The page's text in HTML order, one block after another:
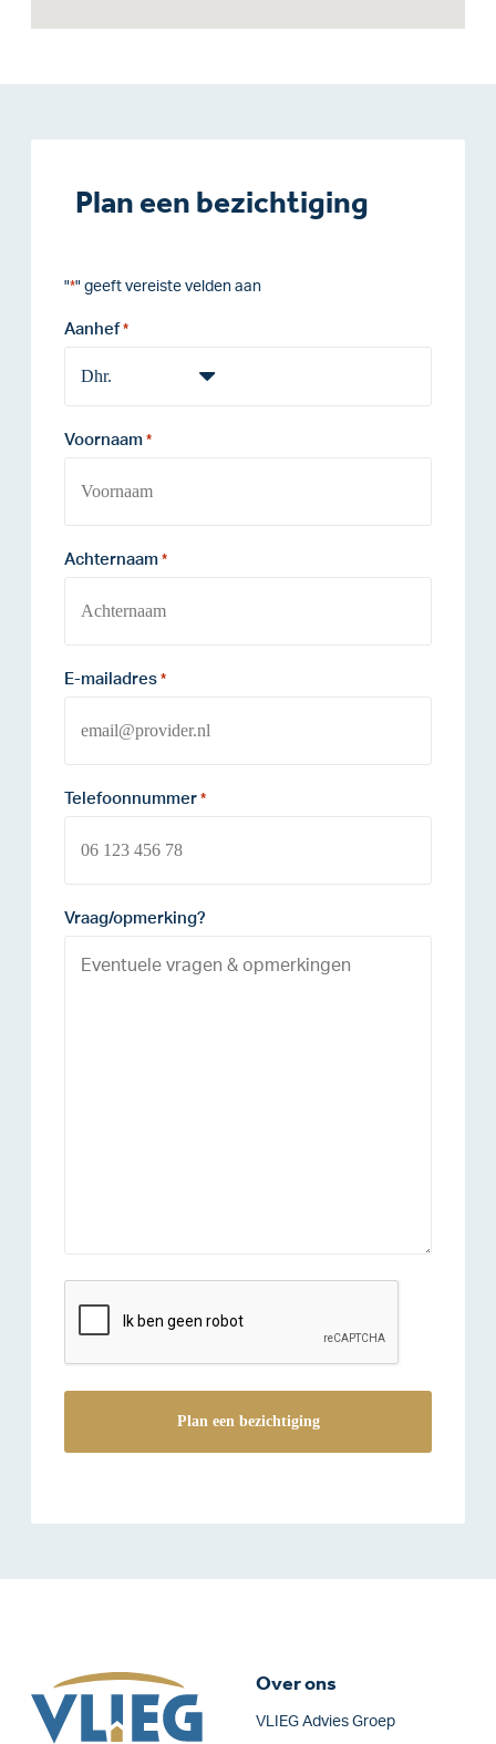
Plan een bezichtiging
"*" geeft vereiste velden aan
Aanhef *
Voornaam *
Achternaam *
E-mailadres *
Telefoonnummer *
Vraag/opmerking?
Over ons
VLIEG Advies Groep